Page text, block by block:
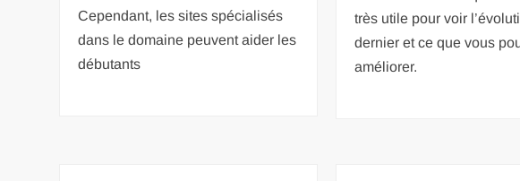
Cependant, les sites spécialisés
dans le domaine peuvent aider les
débutants
très utile pour voir
dernier et ce que vous
améliorer.